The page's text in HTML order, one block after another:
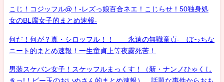
こじ！コジッフル@！-レズっ娘百合ネエ！こじらせ！50独身処
女のBL腐女子的まとめ速報-
何だ！何が？真・シロッフル！！ 永遠の無職童貞- ぼっちな
ニート的まとめ速報！一生童貞上等夜露死苦！
男装スケバン女子！スケッフルまっくす！（新・ナンノひゃくし